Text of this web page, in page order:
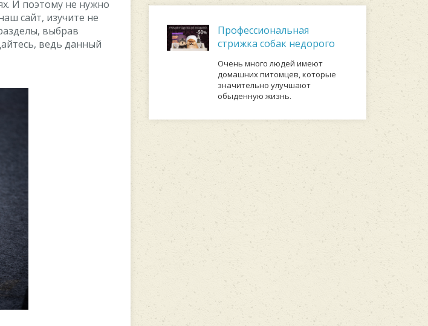
И поэтому не нужно
сайт, изучите не
выбрав
ведь данный
Профессиональная
стрижка собак недорого
Очень много людей имеют
домашних питомцев, которые
значительно улучшают
обыденную жизнь.